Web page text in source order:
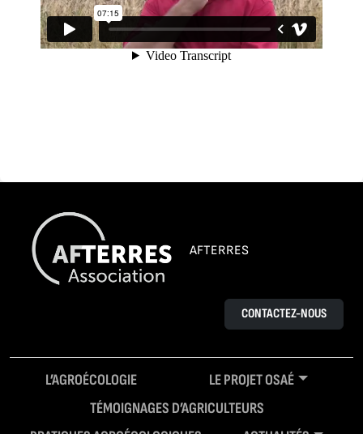
AFTERRES
CONTACTEZ-NOUS
L’AGROÉCOLOGIE
LE PROJET OSAÉ
TÉMOIGNAGES D’AGRICULTEURS